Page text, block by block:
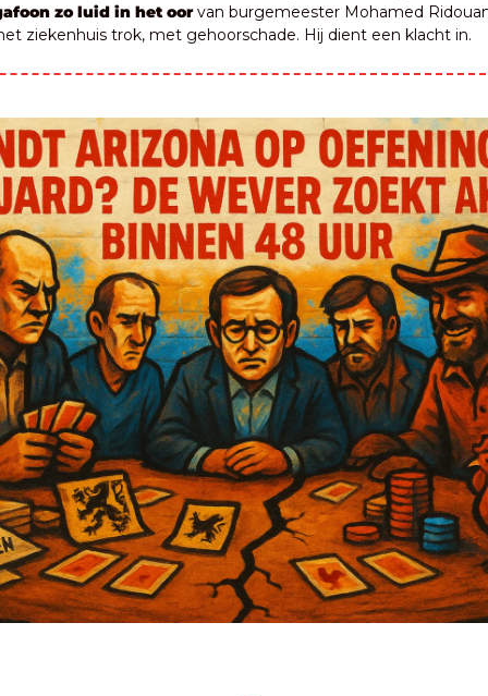
zo luid in het oor van burgemeester Mohamed
ziekenhuis trok, met gehoorschade. Hij dient een klacht in.